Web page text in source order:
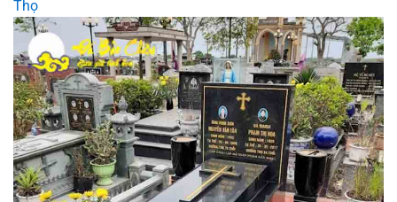
Thọ